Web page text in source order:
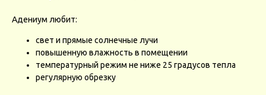
Адениум любит:
свет и прямые солнечные лучи
повышенную влажность в помещении
температурный режим не ниже 25 градусов тепла
регулярную обрезку